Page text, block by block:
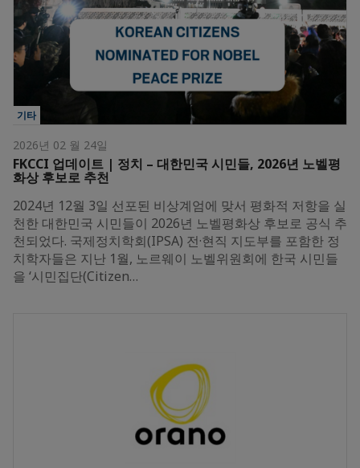
기타
2026년 02 월 24일
FKCCI 업데이트 | 정치 – 대한민국 시민들, 2026년 노벨평
화상 후보로 추천
2024년 12월 3일 선포된 비상계엄에 맞서 평화적 저항을 실
천한 대한민국 시민들이 2026년 노벨평화상 후보로 공식 추
천되었다. 국제정치학회(IPSA) 전·현직 지도부를 포함한 정
치학자들은 지난 1월, 노르웨이 노벨위원회에 한국 시민들
을 ‘시민집단(Citizen…